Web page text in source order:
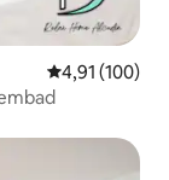
Gemiddelde
4,91 (100)